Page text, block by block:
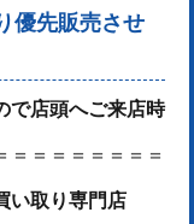
優先販売させ
で店頭へご来店時
＝＝＝＝＝＝＝＝
い取り専門店